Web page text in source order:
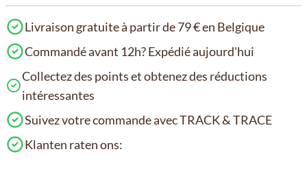
Livraison gratuite à partir de 79 € en Belgique
Commandé avant 12h? Expédié aujourd'hui
Collectez des points et obtenez des réductions
intéressantes
Suivez votre commande avec TRACK & TRACE
Klanten raten ons: